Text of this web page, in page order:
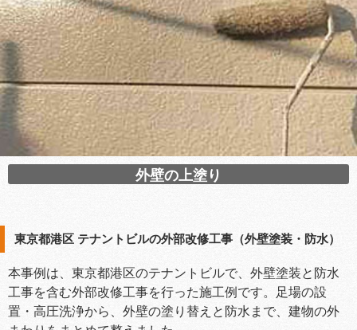
外壁の上塗り
東京都港区 テナントビルの外部改修工事（外壁塗装・防水）
本事例は、東京都港区のテナントビルで、外壁塗装と防水
工事を含む外部改修工事を行った施工例です。足場の設
置・高圧洗浄から、外壁の塗り替えと防水まで、建物の外